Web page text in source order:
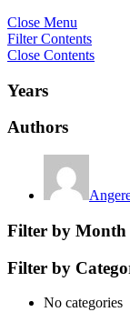
Close Menu
Filter Contents
Close Contents
Years
Authors
Filter by Month
Filter by
No categories